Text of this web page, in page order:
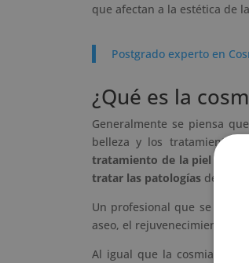
que afectan a la estética de
Postgrado experto en
¿Qué es la
Generalmente se piensa
belleza y los tratamientos
tratamiento de la piel sana
tratar las patologías de la
Un profesional que se
aseo, el rejuvenecimiento y
Al igual que la cosmiatría,